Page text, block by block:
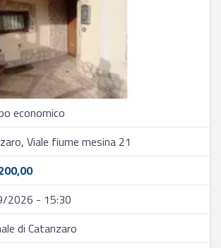
economico
Viale fiume mesina 21
2026 - 15:30
di Catanzaro